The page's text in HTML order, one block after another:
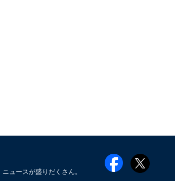
ュースが盛りだくさん。